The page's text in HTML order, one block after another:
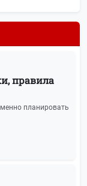
правила
планировать